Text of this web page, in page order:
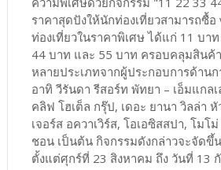
ราคาสุดปังให้นักท่องเที่ยวสามารถซื้อ
ท่องเที่ยวในราคาพิเศษ ได้แก่ 11 บา
44 บาท และ 55 บาท ครอบคลุมสินค้
หลายประเภทจากผู้ประกอบการด้าน
อาทิ วีรันดา รีสอร์ท พัทยา – เอ็มแกล
คลิฟ โฮเต็ล กรุ๊ป, เดอะ ยานา วิลล่า
เจอร์ส อควาเวิร์ส, โอเอซิสสปา, โม
ชอน เป็นต้น กิจกรรมดังกล่าวจะจัดขึ้
ตั้งแต่ศุกร์ที่ 23 สิงหาคม ถึง วันที่ 13